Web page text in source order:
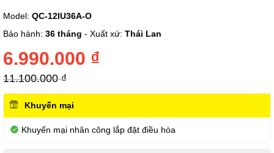
đến
phần
của
thư
viện
ảnh
Model: QC-12IU36A-O
Bảo hành: 36 tháng - Xuất xứ: Thái Lan
6.990.000 ₫
11.100.000 ₫
Khuyến mại
Khuyến mại nhân công lắp đặt điều hòa